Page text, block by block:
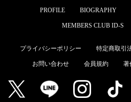
PROFILE BIOGRAPHY
MEMBERS CLUB ID-S
プライバシーポリシー 特定商取引
お問い合わせ 会員規約 著